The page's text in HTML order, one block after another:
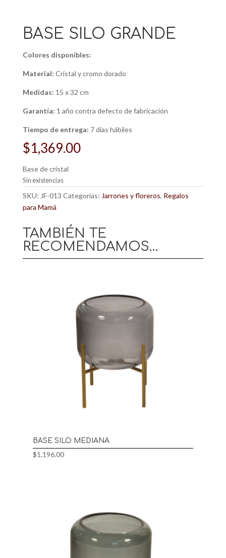
BASE SILO GRANDE
Colores disponibles:
Material: Cristal y cromo dorado
Medidas: 15 x 32 cm
Garantía: 1 año contra defecto de fabricación
Tiempo de entrega: 7 días hábiles
$1,369.00
Base de cristal
Sin existencias
SKU: JF-013 Categorías: Jarrones y floreros, Regalos
para Mamá
TAMBIÉN TE
RECOMENDAMOS…
BASE SILO MEDIANA
$1,196.00